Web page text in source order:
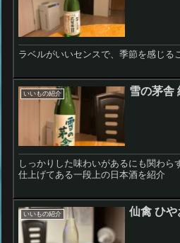
ラベルがいいセンスで、季節を感じる
いいもの紹介 雪の茅舎
しっかりした味わいがあるにも関わら
仕上げてある一段上の日本酒を紹介
いいもの紹介 仙禽 ひ